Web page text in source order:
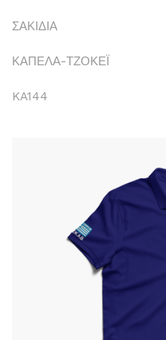
ΣΑΚΙΔΙΑ
ΚΑΠΕΛΑ-ΤΖΟΚΕΪ
KA144